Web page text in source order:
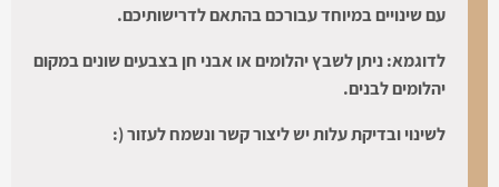
עם שינויים במיוחד עבורכם בהתאם לדרישותיכם.
לדוגמא: ניתן לשבץ יהלומים או אבני חן בצבעים שונים במקום
יהלומים לבנים.
לשינוי ובדיקת עלות יש ליצור קשר ונשמח לעזור (: